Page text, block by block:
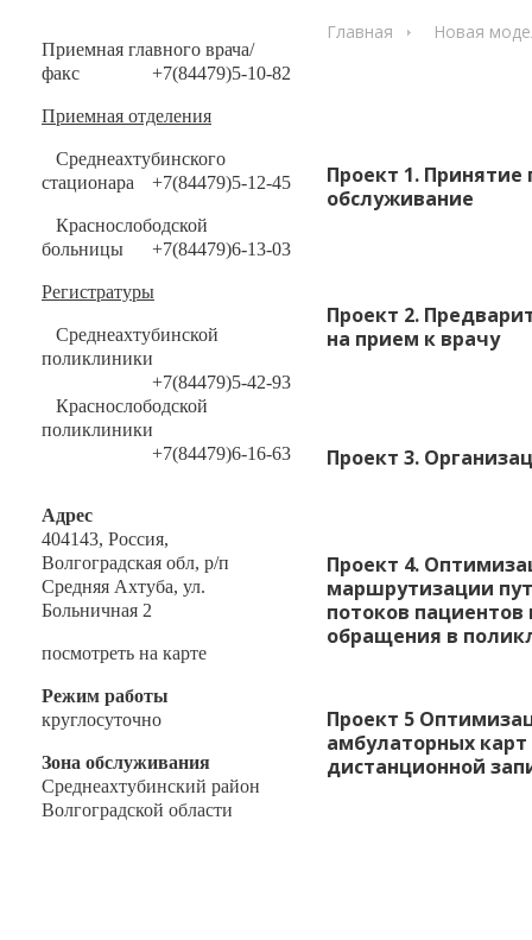
Приемная главного врача/
факс
+7(84479)5-10-82
Приемная отделения
Среднеахтубинского
стационара
+7(84479)5-12-45
Краснослободской
больницы
+7(84479)6-13-03
Регистратуры
Среднеахтубинской
поликлиники
+7(84479)5-42-93
Краснослободской
поликлиники
+7(84479)6-16-63
Адрес
404143, Россия,
Волгоградская обл, р/п
Средняя Ахтуба, ул.
Больничная 2
посмотреть на карте
Режим работы
круглосуточно
Зона обслуживания
Среднеахтубинский район
Волгоградской области
Главная Новая
Проект 1. Принятие
обслуживание
Проект 2.
на прием к врачу
Проект 3.
Проект 4.
маршрутизации
потоков
обращения в
Проект 5
амбулаторных
дистанционной